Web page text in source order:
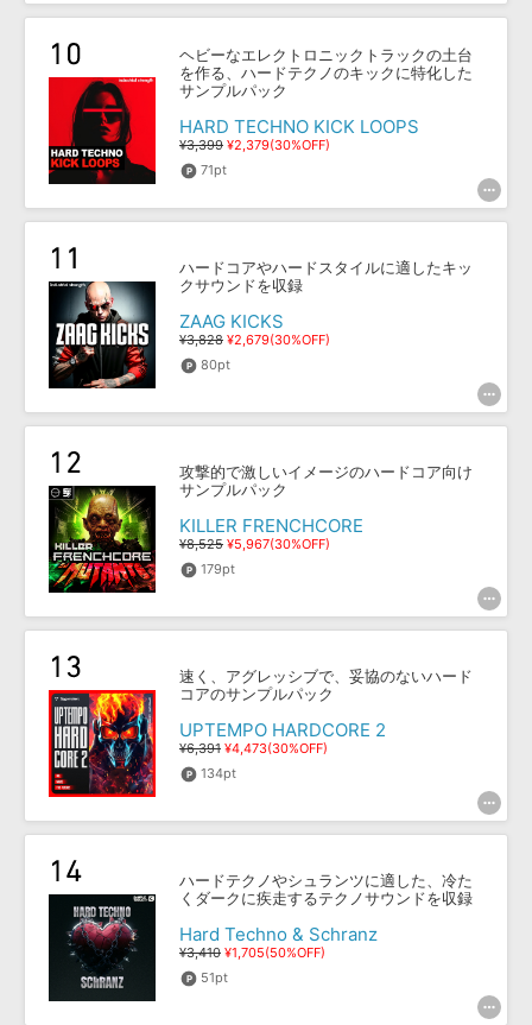
ヘビーなエレクトロニックトラックの土台
を作る、ハードテクノのキックに特化した
サンプルパック
HARD TECHNO KICK LOOPS
¥3,399 ¥2,379(30%OFF)
71pt
ハードコアやハードスタイルに適したキッ
クサウンドを収録
ZAAG KICKS
¥3,828 ¥2,679(30%OFF)
80pt
攻撃的で激しいイメージのハードコア向け
サンプルパック
KILLER FRENCHCORE
¥8,525 ¥5,967(30%OFF)
179pt
速く、アグレッシブで、妥協のないハード
コアのサンプルパック
UPTEMPO HARDCORE 2
¥6,391 ¥4,473(30%OFF)
134pt
ハードテクノやシュランツに適した、冷た
くダークに疾走するテクノサウンドを収録
Hard Techno & Schranz
¥3,410 ¥1,705(50%OFF)
51pt